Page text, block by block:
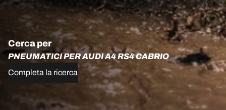
Cerca per
PNEUMATICI PER AUDI A4 RS4 CABRIO
Completa la ricerca